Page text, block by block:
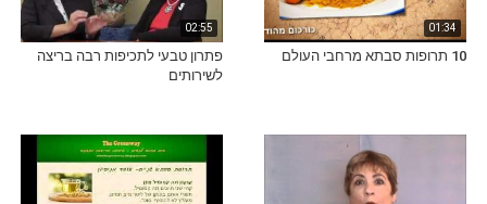
01:34
10 תרופות סבתא מרחבי העולם
02:55
פתרון טבעי לתכיפות רבה בריצה
לשירותים